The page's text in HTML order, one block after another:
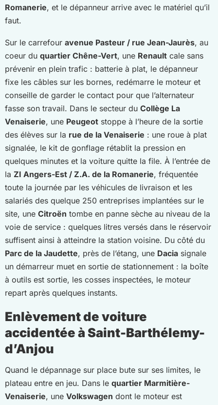
Romanerie, et le dépanneur arrive avec le matériel qu’il
faut.
Sur le carrefour avenue Pasteur / rue Jean-Jaurès, au
coeur du quartier Chêne-Vert, une Renault cale sans
prévenir en plein trafic : batterie à plat, le dépanneur
fixe les câbles sur les bornes, redémarre le moteur et
conseille de garder le contact pour que l’alternateur
fasse son travail. Dans le secteur du Collège La
Venaiserie, une Peugeot stoppe à l’heure de la sortie
des élèves sur la rue de la Venaiserie : une roue à plat
signalée, le kit de gonflage rétablit la pression en
quelques minutes et la voiture quitte la file. À l’entrée de
la ZI Angers-Est / Z.A. de la Romanerie, fréquentée
toute la journée par les véhicules de livraison et les
salariés des quelque 250 entreprises implantées sur le
site, une Citroën tombe en panne sèche au niveau de la
voie de service : quelques litres versés dans le réservoir
suffisent ainsi à atteindre la station voisine. Du côté du
Parc de la Jaudette, près de l’étang, une Dacia signale
un démarreur muet en sortie de stationnement : la boîte
à outils est sortie, les cosses inspectées, le moteur
repart après quelques instants.
Enlèvement de voiture
accidentée à Saint-Barthélemy-
d’Anjou
Quand le dépannage sur place bute sur ses limites, le
plateau entre en jeu. Dans le quartier Marmitière-
Venaiserie, une Volkswagen dont le moteur est